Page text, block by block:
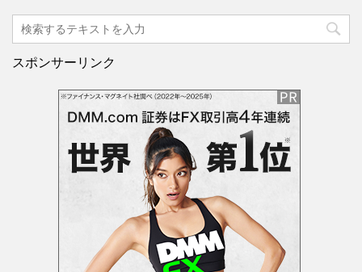
スポンサーリンク